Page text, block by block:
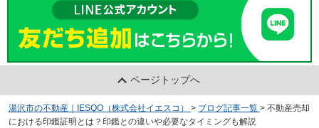
ページトップへ
湯沢市の不動産｜IESQO（株式会社イエスコ） > ブログ記事一覧 > 不動産売却
における印鑑証明とは？印鑑との違いや必要なタイミングも解説